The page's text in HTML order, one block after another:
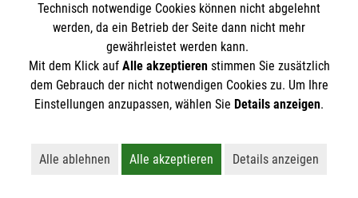
Newsletter abonnieren
Cookies verwalten| AGB|Impressum|Datenschutz|
Barrierefreiheit|Kontakt|Sharepoint|Mediathek
Technisch notwendige Cookies können nicht abgelehnt
werden, da ein Betrieb der Seite dann nicht mehr
gewährleistet werden kann.
Mit dem Klick auf Alle akzeptierenstimmen Sie zusätzlich
dem Gebrauch der nicht notwendigen Cookies zu. Um Ihre
Einstellungen anzupassen, wählen Sie Details anzeigen.
Alle ablehnen
Lehnt alle nicht-essentiellen Cookies ab
Alle akzeptieren
Akzeptiert alle Cookies
Details anzeigen